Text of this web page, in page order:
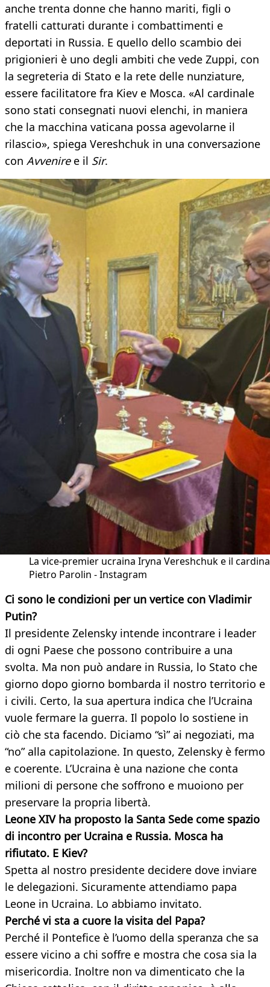
anche trenta donne che hanno mariti, figli o
fratelli catturati durante i combattimenti e
deportati in Russia. E quello dello scambio dei
prigionieri è uno degli ambiti che vede Zuppi, con
la segreteria di Stato e la rete delle nunziature,
essere facilitatore fra Kiev e Mosca. «Al cardinale
sono stati consegnati nuovi elenchi, in maniera
che la macchina vaticana possa agevolarne il
rilascio», spiega Vereshchuk in una conversazione
con Avvenire e il Sir.
La vice-premier ucraina Iryna Vereshchuk e il
Pietro Parolin - Instagram
Ci sono le condizioni per un vertice con Vladimir
Putin?
Il presidente Zelensky intende incontrare i leader
di ogni Paese che possono contribuire a una
svolta. Ma non può andare in Russia, lo Stato che
giorno dopo giorno bombarda il nostro territorio e
i civili. Certo, la sua apertura indica che l’Ucraina
vuole fermare la guerra. Il popolo lo sostiene in
ciò che sta facendo. Diciamo “sì” ai negoziati, ma
“no” alla capitolazione. In questo, Zelensky è fermo
e coerente. L’Ucraina è una nazione che conta
milioni di persone che soffrono e muoiono per
preservare la propria libertà.
Leone XIV ha proposto la Santa Sede come spazio
di incontro per Ucraina e Russia. Mosca ha
rifiutato. E Kiev?
Spetta al nostro presidente decidere dove inviare
le delegazioni. Sicuramente attendiamo papa
Leone in Ucraina. Lo abbiamo invitato.
Perché vi sta a cuore la visita del Papa?
Perché il Pontefice è l’uomo della speranza che sa
essere vicino a chi soffre e mostra che cosa sia la
misericordia. Inoltre non va dimenticato che la